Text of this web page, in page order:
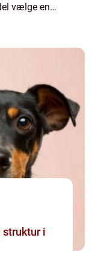
vælge en
struktur i